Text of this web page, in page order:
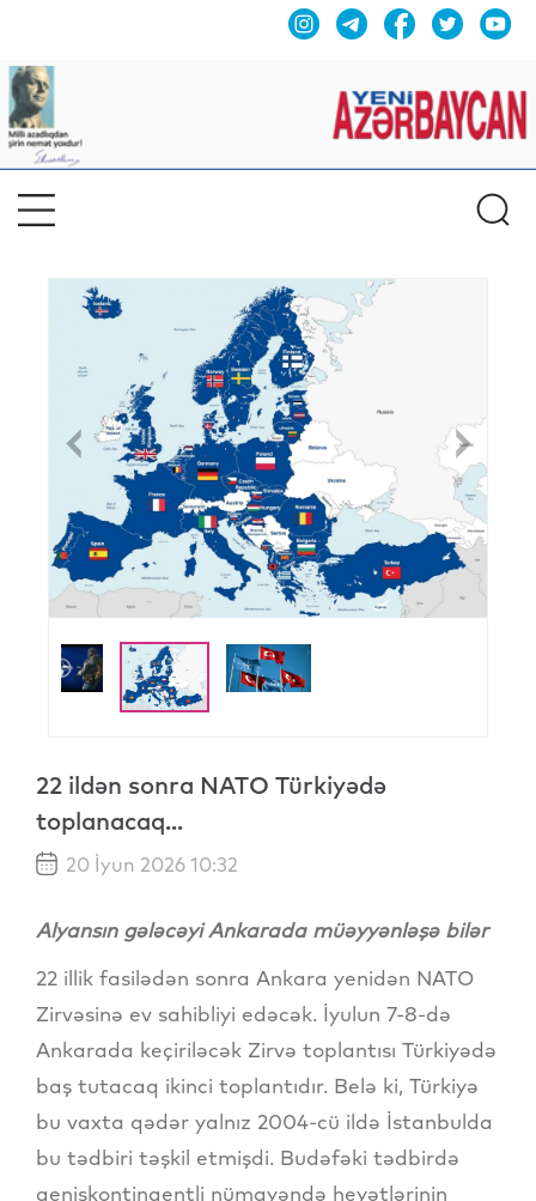
Previous
22 ildən sonra NATO Türkiyədə
toplanacaq...
20 İyun 2026 10:32
Alyansın gələcəyi Ankarada müəyyənləşə bilər
22 illik fasilədən sonra Ankara yenidən NATO
Zirvəsinə ev sahibliyi edəcək. İyulun 7-8-də
Ankarada keçiriləcək Zirvə toplantısı Türkiyədə
baş tutacaq ikinci toplantıdır. Belə ki, Türkiyə
bu vaxta qədər yalnız 2004-cü ildə İstanbulda
bu tədbiri təşkil etmişdi. Budəfəki tədbirdə
genişkontingentli nümayəndə heyətlərinin